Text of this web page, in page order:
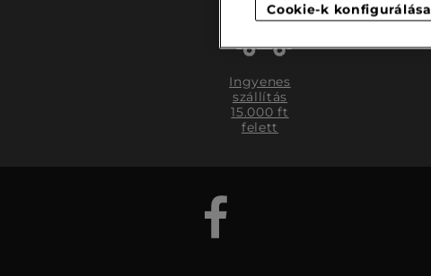
Ingyenes
szállítás
15.000 ft
felett
Cookie-k konfigurálása